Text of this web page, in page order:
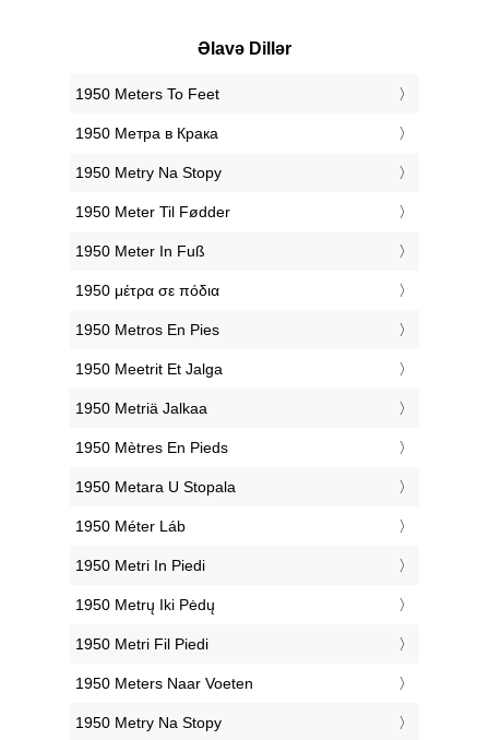
Əlavə Dillər
‎1950 Meters To Feet
‎1950 Метра в Крака
‎1950 Metry Na Stopy
‎1950 Meter Til Fødder
‎1950 Meter In Fuß
‎1950 μέτρα σε πόδια
‎1950 Metros En Pies
‎1950 Meetrit Et Jalga
‎1950 Metriä Jalkaa
‎1950 Mètres En Pieds
‎1950 Metara U Stopala
‎1950 Méter Láb
‎1950 Metri In Piedi
‎1950 Metrų Iki Pėdų
‎1950 Metri Fil Piedi
‎1950 Meters Naar Voeten
‎1950 Metry Na Stopy